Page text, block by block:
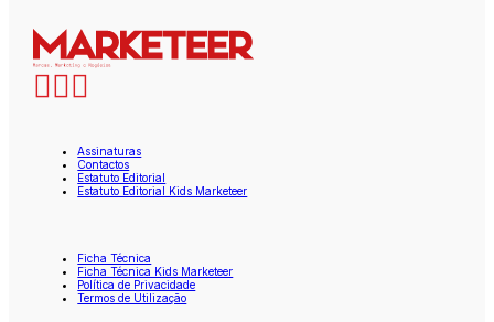
Assinaturas
Contactos
Estatuto Editorial
Estatuto Editorial Kids Marketeer
Ficha Técnica
Ficha Técnica Kids Marketeer
Política de Privacidade
Termos de Utilização